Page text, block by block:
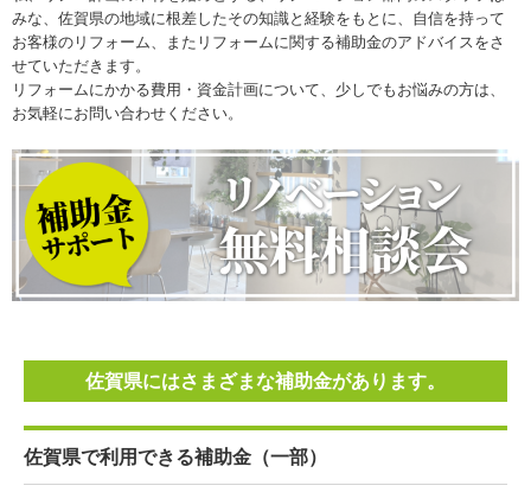
みな、佐賀県の地域に根差したその知識と経験をもとに、自信を持って
お客様のリフォーム、またリフォームに関する補助金のアドバイスをさ
せていただきます。
リフォームにかかる費用・資金計画について、少しでもお悩みの方は、
お気軽にお問い合わせください。
佐賀県にはさまざまな補助金があります。
佐賀県で利用できる補助金（一部）